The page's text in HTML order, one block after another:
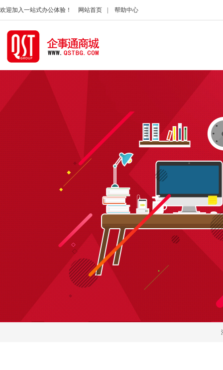
欢迎加入一站式办公体验！ 网站首页 帮助中心